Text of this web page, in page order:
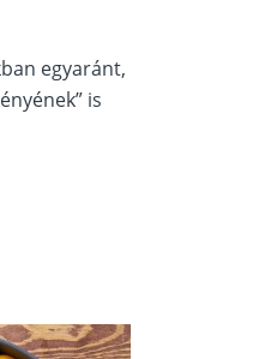
egyaránt,
is